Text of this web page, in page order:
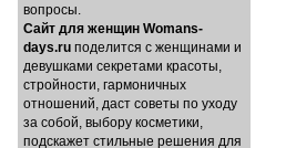
вопросы.
Cайт для женщин Womans-
days.ru поделится с женщинами и
девушками секретами красоты,
стройности, гармоничных
отношений, даст советы по уходу
за собой, выбору косметики,
подскажет стильные решения для